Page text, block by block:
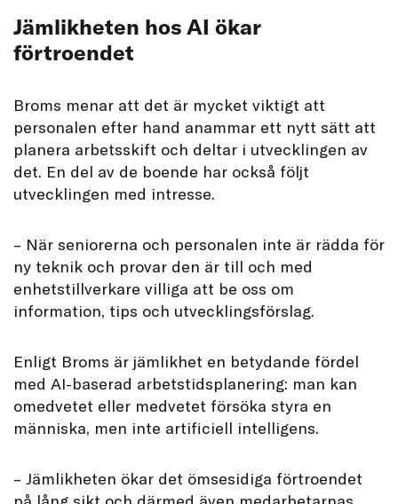
Jämlikheten hos AI ökar
förtroendet
Broms menar att det är mycket viktigt att
personalen efter hand anammar ett nytt sätt att
planera arbetsskift och deltar i utvecklingen av
det. En del av de boende har också följt
utvecklingen med intresse.
– När seniorerna och personalen inte är rädda för
ny teknik och provar den är till och med
enhetstillverkare villiga att be oss om
information, tips och utvecklingsförslag.
Enligt Broms är jämlikhet en betydande fördel
med AI-baserad arbetstidsplanering: man kan
omedvetet eller medvetet försöka styra en
människa, men inte artificiell intelligens.
– Jämlikheten ökar det ömsesidiga förtroendet